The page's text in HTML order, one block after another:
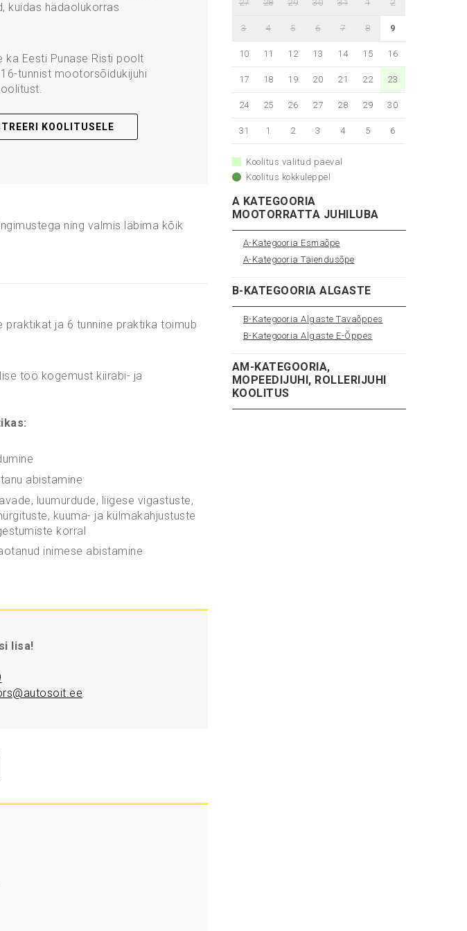
kuidas hädaolukorras
ka Eesti Punase Risti poolt
tunnist mootorsõidukijuhi
KOOLITUSELE
ning valmis läbima kõik
praktikat ja 6 tunnine praktika toimub
töö kogemust kiirabi- ja
abistamine
luumurdude, liigese vigastuste,
kuuma- ja külmakahjustuste
korral
inimese abistamine
lisa!
.
27 28 29 30 31 1 2
3 4 5 6 7 8 9
10 11 12 13 14 15 16
17 18 19 20 21 22 23
24 25 26 27 28 29 30
31 1 2 3 4 5 6
Koolitus valitud päeval
Koolitus kokkuleppel
A KATEGOORIA
MOOTORRATTA JUHILUBA
A-Kategooria Esmaõpe
A-Kategooria Täiendusõpe
B-KATEGOORIA ALGASTE
B-Kategooria Algaste Tavaõppes
B-Kategooria Algaste E-Õppes
AM-KATEGOORIA,
MOPEEDIJUHI, ROLLERIJUHI
KOOLITUS